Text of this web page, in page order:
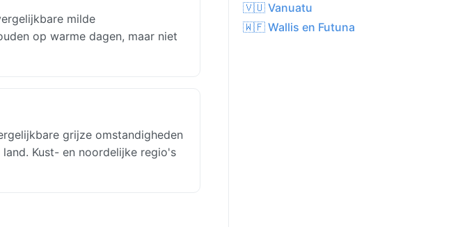
milde
op warme dagen, maar niet
grijze omstandigheden
Kust- en noordelijke regio's
🇻🇺 Vanuatu
🇼🇫 Wallis en Futuna